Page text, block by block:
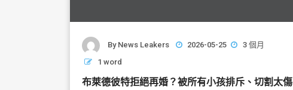
By News Leakers 2026-05-25
3 個月
1 word
布萊德彼特拒絕再婚？被所有小孩排斥、切割太傷